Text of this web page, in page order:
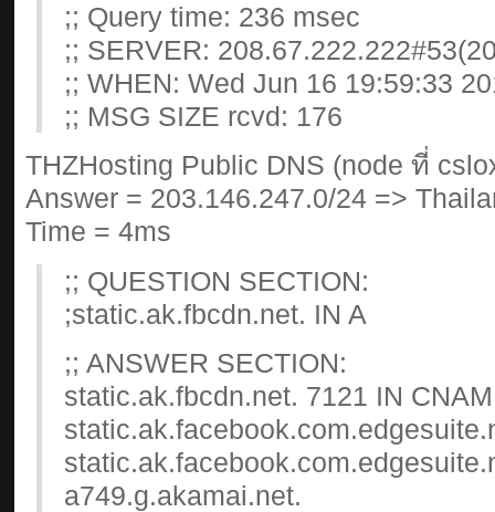
;; Query time: 236 msec
;; SERVER:
;; WHEN: Wed Jun 16 19:59:33
;; MSG SIZE rcvd: 176
THZHosting Public DNS (node ที่
Answer = 203.146.247.0/24 =>
Time = 4ms
;; QUESTION SECTION:
;static.ak.fbcdn.net. IN A
;; ANSWER SECTION:
static.ak.fbcdn.net. 7121 IN
a749.g.akamai.net.